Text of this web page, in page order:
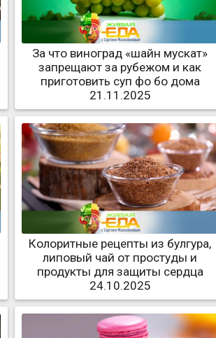
За что виноград «шайн мускат»
запрещают за рубежом и как
приготовить суп фо бо дома
21.11.2025
Колоритные рецепты из булгура,
липовый чай от простуды и
продукты для защиты сердца
24.10.2025